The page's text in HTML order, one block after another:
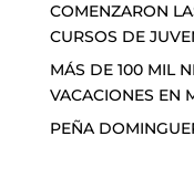
COMENZARON
CURSOS DE
MÁS DE 100 MIL
VACACIONES EN
PEÑA